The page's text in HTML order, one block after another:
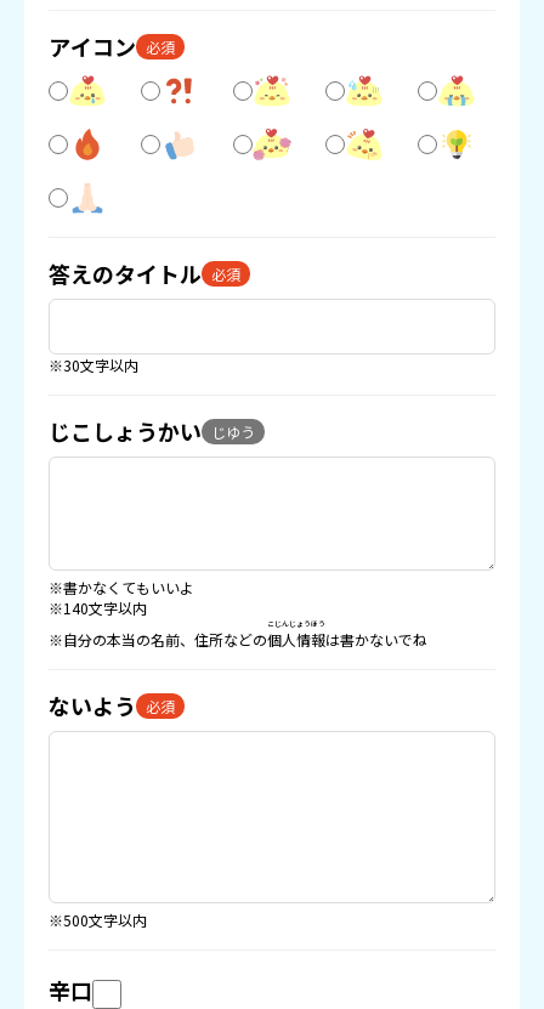
アイコン 必須
答えのタイトル 必須
※30文字以内
じこしょうかい じゆう
※書かなくてもいいよ
※140文字以内
※自分の本当の名前、住所などの個人情報
こじんじょうほう
は書かないでね
ないよう 必須
※500文字以内
辛口